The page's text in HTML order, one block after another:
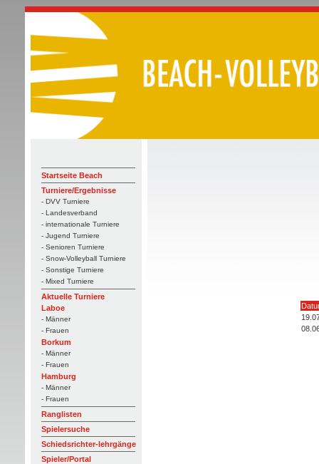
Startseite Beach
Turniere/Ergebnisse
- DVV Turniere
- Landesverband
- internationale Turniere
- Jugend Turniere
- Senioren Turniere
- Snow-Volleyball Turniere
- Sonstige Turniere
- Mixed Turniere
Aktuelle Turniere
Laboe
- Männer
- Frauen
Borkum
- Männer
- Frauen
Hamburg
- Männer
- Frauen
Ranglisten
Spielersuche
Schiedsrichter-lehrgänge
Spieler/Portal